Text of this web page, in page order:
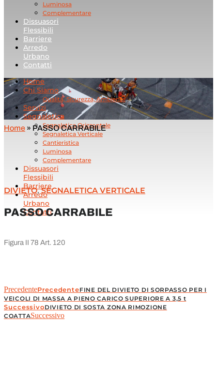
Luminosa
Complementare
Dissuasori
Flessibili
Barriere
Arredo
Urbano
Contatti
Home
Chi Siamo
Qualità, Sicurezza, Ambiente
Servizi
Segnaletica
Segnaletica Orizzontale
Segnaletica Verticale
Cantieristica
Luminosa
Complementare
Dissuasori
Flessibili
Barriere
Arredo
Urbano
Contatti
Home » PASSO CARRABILE
DIVIETO,SEGNALETICA VERTICALE
PASSO CARRABILE
Figura II 78 Art. 120
PrecedentePrecedenteFINE DEL DIVIETO DI SORPASSO PER I
VEICOLI DI MASSA A PIENO CARICO SUPERIORE A 3,5 t
SuccessivoDIVIETO DI SOSTA ZONA RIMOZIONE
COATTASuccessivo